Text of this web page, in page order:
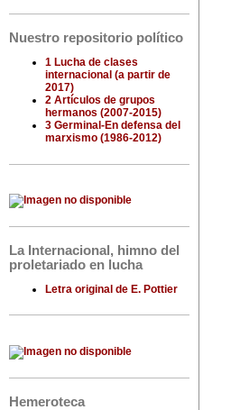
Nuestro repositorio político
1 Lucha de clases
internacional (a partir de
2017)
2 Artículos de grupos
hermanos (2007-2015)
3 Germinal-En defensa del
marxismo (1986-2012)
La Internacional, himno del
proletariado en lucha
Letra original de E. Pottier
Hemeroteca